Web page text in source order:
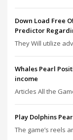
Down Load Free
Predictor
They Will utilize
Whales Pearl
income
Articles All the
Play Dolphins
The game’s reels